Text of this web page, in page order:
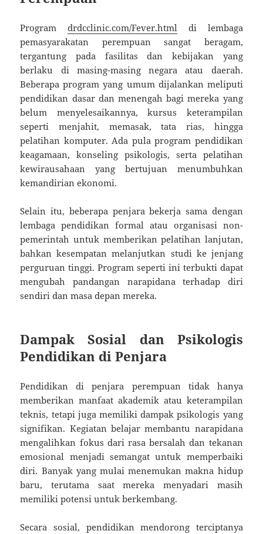
Programdrdcclinic.com/Fever.html
di lembaga
pemasyarakatan perempuan sangat beragam,
tergantung pada fasilitas dan kebijakan yang
berlaku di masing-masing negara atau daerah.
Beberapa program yang umum dijalankan meliputi
pendidikan dasar dan menengah bagi mereka yang
belum menyelesaikannya, kursus keterampilan
seperti menjahit, memasak, tata rias, hingga
pelatihan komputer. Ada pula program pendidikan
keagamaan, konseling psikologis, serta pelatihan
kewirausahaan yang bertujuan menumbuhkan
kemandirian ekonomi.
Selain itu, beberapa penjara bekerja sama dengan
lembaga pendidikan formal atau organisasi non-
pemerintah untuk memberikan pelatihan lanjutan,
bahkan kesempatan melanjutkan studi ke jenjang
perguruan tinggi. Program seperti ini terbukti dapat
mengubah pandangan narapidana terhadap diri
sendiri dan masa depan mereka.
Dampak Sosial dan Psikologis
Pendidikan di Penjara
Pendidikan di penjara perempuan tidak hanya
memberikan manfaat akademik atau keterampilan
teknis, tetapi juga memiliki dampak psikologis yang
signifikan. Kegiatan belajar membantu narapidana
mengalihkan fokus dari rasa bersalah dan tekanan
emosional menjadi semangat untuk memperbaiki
diri. Banyak yang mulai menemukan makna hidup
baru, terutama saat mereka menyadari masih
memiliki potensi untuk berkembang.
Secara sosial, pendidikan mendorong terciptanya